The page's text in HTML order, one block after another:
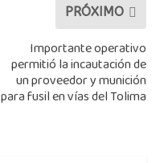
PRÓXIMO
Importante operativo
permitió la incautación de
un proveedor y munición
para fusil en vías del Tolima